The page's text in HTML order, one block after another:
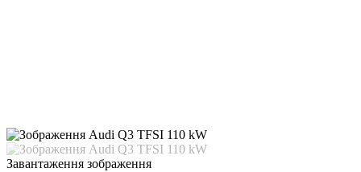
Завантаження зображення